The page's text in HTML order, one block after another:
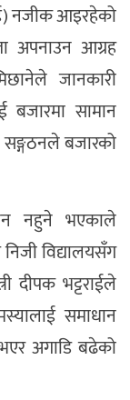
नजीक आइरहेको
अपनाउन आग्रह
जानकारी
बजारमा सामान
सङ्गठनले बजारको
नहुने भएकाले
विद्यालयसँग
दीपक भट्टराईले
समाधान
अगाडि बढेको